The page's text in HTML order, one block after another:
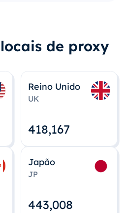
de proxy
Reino Unido
UK
418,167
Japão
JP
443,008